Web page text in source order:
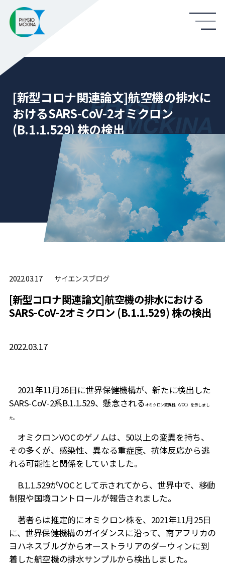
[新型コロナ関連論文]航空機の排水に
おけるSARS-CoV-2オミクロン
(B.1.1.529) 株の検出
2022.03.17 サイエンスブログ
[新型コロナ関連論文]航空機の排水における
SARS-CoV-2オミクロン (B.1.1.529) 株の検出
2022.03.17
2021年11月26日に世界保健機構が、新たに検出した
SARS-CoV-2系B.1.1.529、懸念されるオミクロン変異株（VOC）を示しまし
た。
オミクロンVOCのゲノムは、 50以上の変異を持ち、
その多くが、感染性、異なる重症度、抗体反応から逃
れる可能性と関係をしていました。
B.1.1.529がVOCとして示されてから、世界中で、移動
制限や国境コントロールが報告されました。
著者らは推定的にオミクロン株を、 2021年11月25日
に、世界保健機構のガイダンスに沿って、南アフリカの
ヨハネスブルグからオーストラリアのダーウィンに到
着した航空機の排水サンプルから検出しました。